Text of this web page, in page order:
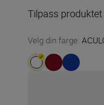
Tilpass
Velg din farge: